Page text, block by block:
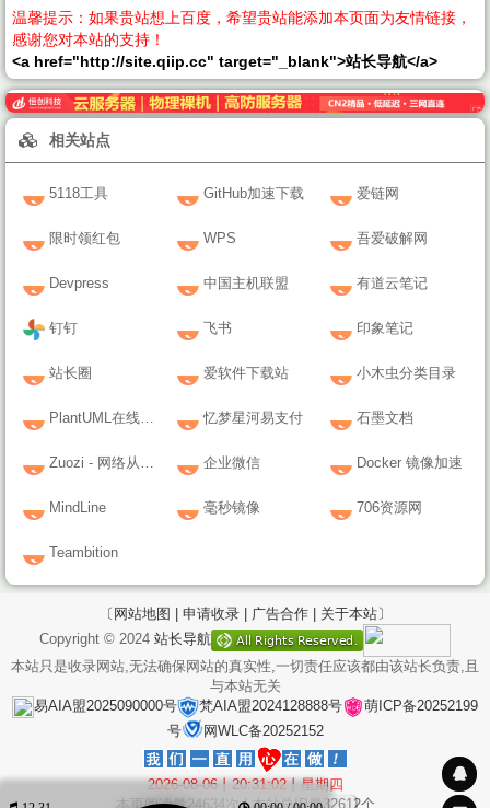
温馨提示：如果贵站想上百度，希望贵站能添加本页面为友情链接，
感谢您对本站的支持！
<a href="http://site.qiip.cc" target="_blank">站长导航</a>
相关站点
5118工具 GitHub加速下载 爱链网
限时领红包 WPS 吾爱破解网
Devpress 中国主机联盟 有道云笔记
钉钉 飞书 印象笔记
站长圈 爱软件下载站 小木虫分类目录
PlantUML在线编辑器 忆梦星河易支付 石墨文档
Zuozi - 网络从业者长见识就来Zuozi.NET 企业微信 Docker 镜像加速
MindLine 毫秒镜像 706资源网
Teambition
〔网站地图 | 申请收录 | 广告合作 | 关于本站〕
Copyright © 2024 站长导航
本站只是收录网站,无法确保网站的真实性,一切责任应该都由该站长负责,且
与本站无关
易AIA盟2025090000号
梵AIA盟2024128888号
萌ICP备20252199
号
网WLC备20252152
2026-08-06丨20:31:02丨星期四
本页阅读量24634 次 | 本站总IP量32612个